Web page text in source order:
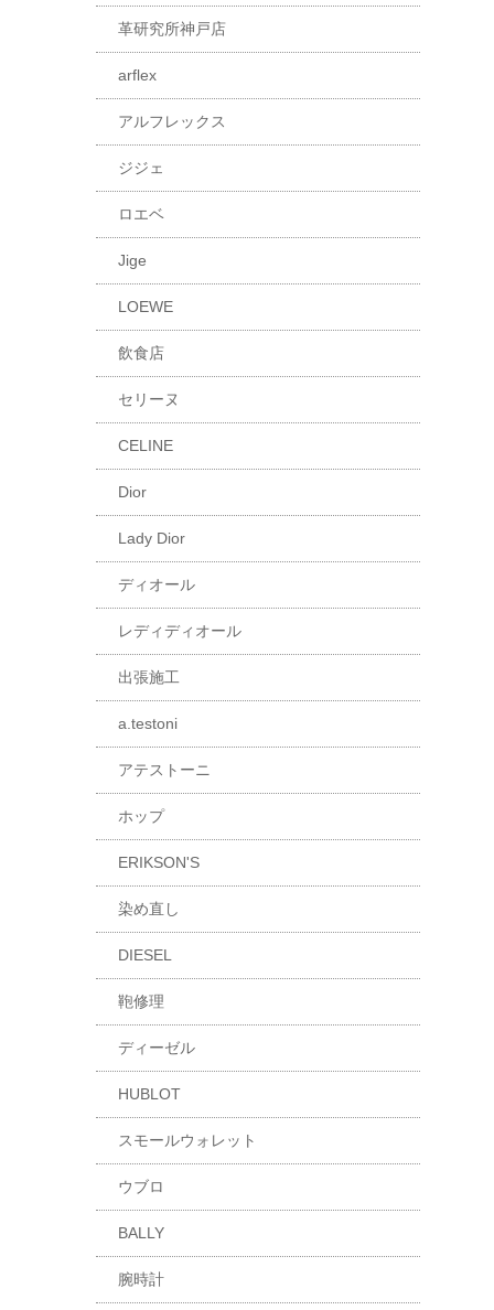
革研究所神戸店
arflex
アルフレックス
ジジェ
ロエベ
Jige
LOEWE
飲食店
セリーヌ
CELINE
Dior
Lady Dior
ディオール
レディディオール
出張施工
a.testoni
アテストーニ
ホップ
ERIKSON'S
染め直し
DIESEL
鞄修理
ディーゼル
HUBLOT
スモールウォレット
ウブロ
BALLY
腕時計